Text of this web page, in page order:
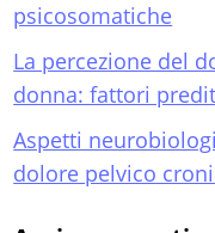
psicosomatiche
La percezione del
donna: fattori
Aspetti
dolore pelvico